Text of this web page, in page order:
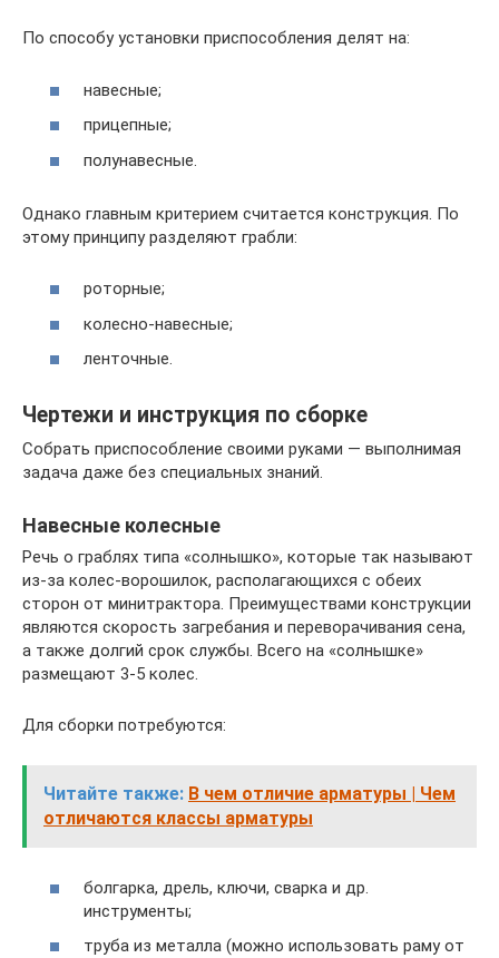
По способу установки приспособления делят на:
навесные;
прицепные;
полунавесные.
Однако главным критерием считается конструкция. По
этому принципу разделяют грабли:
роторные;
колесно-навесные;
ленточные.
Чертежи и инструкция по сборке
Собрать приспособление своими руками — выполнимая
задача даже без специальных знаний.
Навесные колесные
Речь о граблях типа «солнышко», которые так называют
из-за колес-ворошилок, располагающихся с обеих
сторон от минитрактора. Преимуществами конструкции
являются скорость загребания и переворачивания сена,
а также долгий срок службы. Всего на «солнышке»
размещают 3-5 колес.
Для сборки потребуются:
Читайте также: В чем отличие арматуры | Чем
отличаются классы арматуры
болгарка, дрель, ключи, сварка и др.
инструменты;
труба из металла (можно использовать раму от